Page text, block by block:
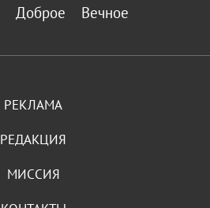
Доброе Вечное
РЕКЛАМА
РЕДАКЦИЯ
МИССИЯ